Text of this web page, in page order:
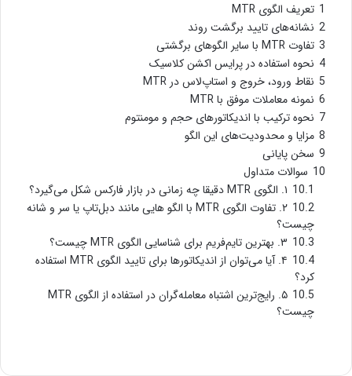
1 تعریف الگوی MTR
2 نشانه‌های تایید برگشت روند
3 تفاوت MTR با سایر الگوهای برگشتی
4 نحوه استفاده در پرایس اکشن کلاسیک
5 نقاط ورود، خروج و استاپ‌لاس در MTR
6 نمونه معاملات موفق با MTR
7 نحوه ترکیب با اندیکاتورهای حجم و مومنتوم
8 مزایا و محدودیت‌های این الگو
9 سخن پایانی
10 سوالات متداول
10.1 ۱. الگوی MTR دقیقا چه زمانی در بازار فارکس شکل می‌گیرد؟
10.2
۲. تفاوت الگوی MTR با الگو هایی مانند دبل‌تاپ یا سر و شانه
چیست؟
10.3 ۳. بهترین تایم‌فریم برای شناسایی الگوی MTR چیست؟
10.4
۴. آیا می‌توان از اندیکاتورها برای تایید الگوی MTR استفاده
کرد؟
10.5
۵. رایج‌ترین اشتباه معامله‌گران در استفاده از الگوی MTR
چیست؟